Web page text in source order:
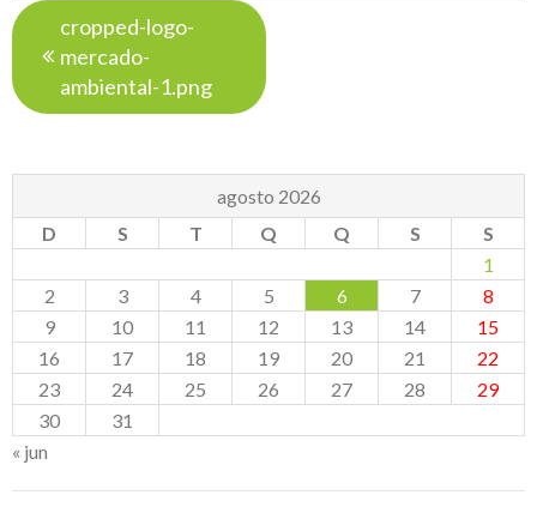
Navegação
de
Post
cropped-logo-
mercado-
ambiental-1.png
agosto 2026
D
S T Q Q S
S
1
2
3 4 5 6 7
8
9
10 11 12 13 14
15
16
17 18 19 20 21
22
23
24 25 26 27 28
29
30
31
« jun